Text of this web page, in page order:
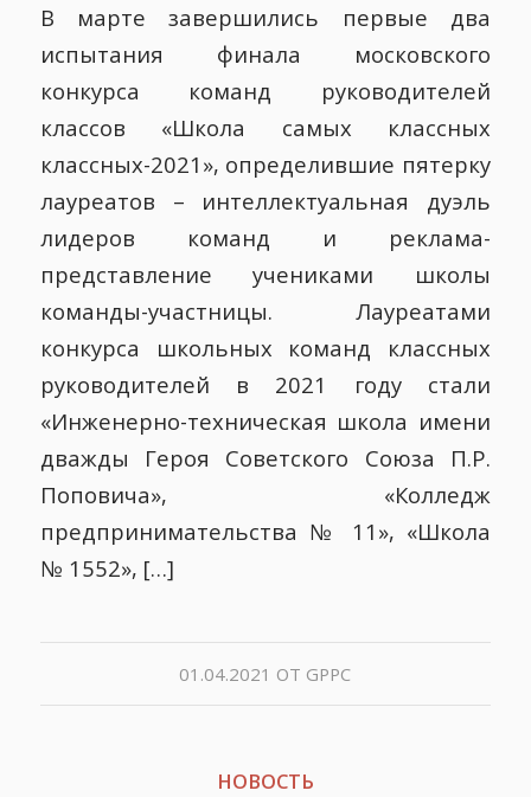
В марте завершились первые два
испытания финала московского
конкурса команд руководителей
классов «Школа самых классных
классных-2021», определившие пятерку
лауреатов – интеллектуальная дуэль
лидеров команд и реклама-
представление учениками школы
команды-участницы. Лауреатами
конкурса школьных команд классных
руководителей в 2021 году стали
«Инженерно-техническая школа имени
дважды Героя Советского Союза П.Р.
Поповича», «Колледж
предпринимательства № 11», «Школа
№ 1552», […]
01.04.2021 ОТ GPPC
НОВОСТЬ